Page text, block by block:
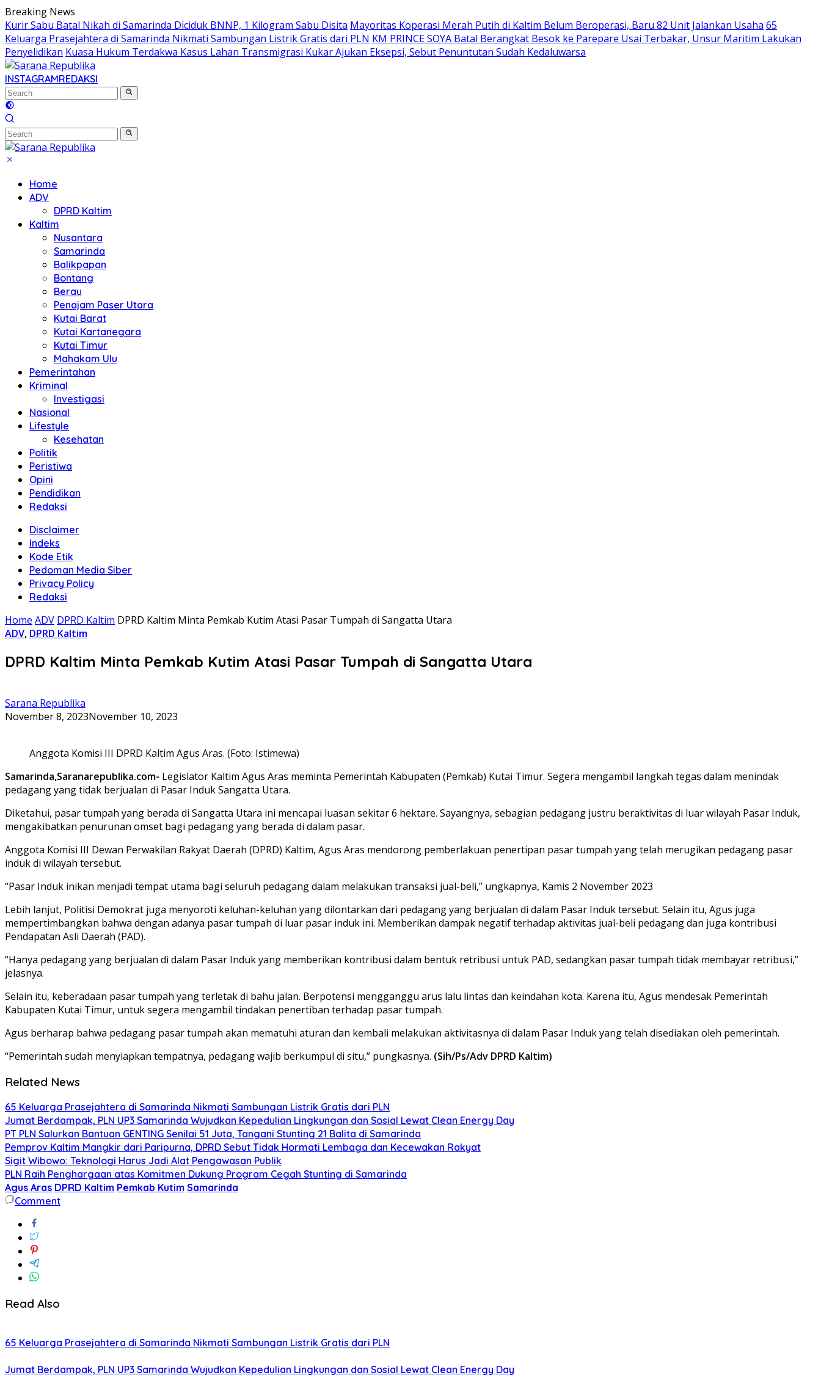
Skip
to
content
Breaking News
Kurir Sabu Batal Nikah di Samarinda Diciduk BNNP, 1 Kilogram Sabu Disita Mayoritas Koperasi Merah Putih di Kaltim Belum Beroperasi, Baru 82 Unit Jalankan Usaha 65
Keluarga Prasejahtera di Samarinda Nikmati Sambungan Listrik Gratis dari PLN KM PRINCE SOYA Batal Berangkat Besok ke Parepare Usai Terbakar, Unsur Maritim Lakukan
Penyelidikan Kuasa Hukum Terdakwa Kasus Lahan Transmigrasi Kukar Ajukan Eksepsi, Sebut Penuntutan Sudah Kedaluwarsa
INSTAGRAMREDAKSI
Home
ADV
DPRD Kaltim
Kaltim
Nusantara
Samarinda
Balikpapan
Bontang
Berau
Penajam Paser Utara
Kutai Barat
Kutai Kartanegara
Kutai Timur
Mahakam Ulu
Pemerintahan
Kriminal
Investigasi
Nasional
Lifestyle
Kesehatan
Politik
Peristiwa
Opini
Pendidikan
Redaksi
Disclaimer
Indeks
Kode Etik
Pedoman Media Siber
Privacy Policy
Redaksi
Home ADV DPRD Kaltim DPRD Kaltim Minta Pemkab Kutim Atasi Pasar Tumpah di Sangatta Utara
ADV, DPRD Kaltim
DPRD Kaltim Minta Pemkab Kutim Atasi Pasar Tumpah di Sangatta Utara
Sarana Republika
November 8, 2023November 10, 2023
Anggota Komisi III DPRD Kaltim Agus Aras. (Foto: Istimewa)
Samarinda,Saranarepublika.com- Legislator Kaltim Agus Aras meminta Pemerintah Kabupaten (Pemkab) Kutai Timur. Segera mengambil langkah tegas dalam menindak
pedagang yang tidak berjualan di Pasar Induk Sangatta Utara.
Diketahui, pasar tumpah yang berada di Sangatta Utara ini mencapai luasan sekitar 6 hektare. Sayangnya, sebagian pedagang justru beraktivitas di luar wilayah Pasar Induk,
mengakibatkan penurunan omset bagi pedagang yang berada di dalam pasar.
Anggota Komisi III Dewan Perwakilan Rakyat Daerah (DPRD) Kaltim, Agus Aras mendorong pemberlakuan penertipan pasar tumpah yang telah merugikan pedagang pasar
induk di wilayah tersebut.
“Pasar Induk inikan menjadi tempat utama bagi seluruh pedagang dalam melakukan transaksi jual-beli,” ungkapnya, Kamis 2 November 2023
Lebih lanjut, Politisi Demokrat juga menyoroti keluhan-keluhan yang dilontarkan dari pedagang yang berjualan di dalam Pasar Induk tersebut. Selain itu, Agus juga
mempertimbangkan bahwa dengan adanya pasar tumpah di luar pasar induk ini. Memberikan dampak negatif terhadap aktivitas jual-beli pedagang dan juga kontribusi
Pendapatan Asli Daerah (PAD).
“Hanya pedagang yang berjualan di dalam Pasar Induk yang memberikan kontribusi dalam bentuk retribusi untuk PAD, sedangkan pasar tumpah tidak membayar retribusi,”
jelasnya.
Selain itu, keberadaan pasar tumpah yang terletak di bahu jalan. Berpotensi mengganggu arus lalu lintas dan keindahan kota. Karena itu, Agus mendesak Pemerintah
Kabupaten Kutai Timur, untuk segera mengambil tindakan penertiban terhadap pasar tumpah.
Agus berharap bahwa pedagang pasar tumpah akan mematuhi aturan dan kembali melakukan aktivitasnya di dalam Pasar Induk yang telah disediakan oleh pemerintah.
“Pemerintah sudah menyiapkan tempatnya, pedagang wajib berkumpul di situ,” pungkasnya. (Sih/Ps/Adv DPRD Kaltim)
Related News
65 Keluarga Prasejahtera di Samarinda Nikmati Sambungan Listrik Gratis dari PLN
Jumat Berdampak, PLN UP3 Samarinda Wujudkan Kepedulian Lingkungan dan Sosial Lewat Clean Energy Day
PT PLN Salurkan Bantuan GENTING Senilai 51 Juta, Tangani Stunting 21 Balita di Samarinda
Pemprov Kaltim Mangkir dari Paripurna, DPRD Sebut Tidak Hormati Lembaga dan Kecewakan Rakyat
Sigit Wibowo: Teknologi Harus Jadi Alat Pengawasan Publik
PLN Raih Penghargaan atas Komitmen Dukung Program Cegah Stunting di Samarinda
Agus Aras DPRD Kaltim Pemkab Kutim Samarinda
Comment
Read Also
65 Keluarga Prasejahtera di Samarinda Nikmati Sambungan Listrik Gratis dari PLN
Jumat Berdampak, PLN UP3 Samarinda Wujudkan Kepedulian Lingkungan dan Sosial Lewat Clean Energy Day